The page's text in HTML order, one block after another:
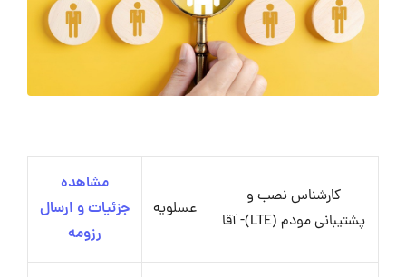
کارشناس نصب و
پشتیبانی مودم (LTE)- آقا
عسلویه
مشاهده
جزئیات و ارسال
رزومه